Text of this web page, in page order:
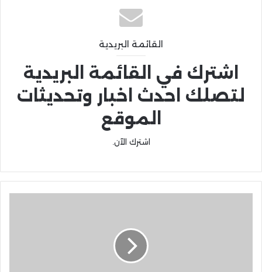
القائمة البريدية
اشترك في القائمة البريدية
لتصلك احدث اخبار وتحديثات
الموقع
اشترك الآن.